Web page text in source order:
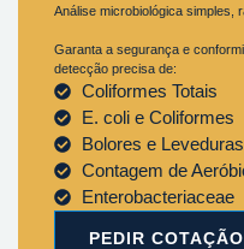
Análise microbiológica simples,
Garanta a segurança e
detecção precisa de:
Coliformes Totais
E. coli e Coliformes
Bolores e Leveduras
Contagem de
Enterobacteriaceae
PEDIR COTAÇÃO